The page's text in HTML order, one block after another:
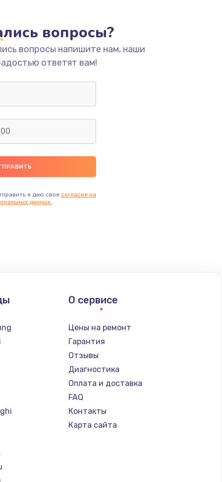
вопросы?
вопросы напишите нам, наши
ответят вам!
я даю свое согласие на
данных.
О сервисе
Цены на ремонт
Гарантия
Отзывы
Диагностика
Оплата и доставка
FAQ
Контакты
Карта сайта